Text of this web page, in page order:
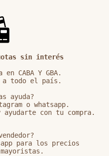
sin interés
CABA Y GBA.
a todo el país.
ayuda?
o whatsapp.
con tu compra.
para los precios